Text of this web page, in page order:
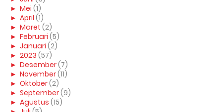
► Mei (1)
► April (1)
► Maret (2)
► Februari (5)
► Januari (2)
► 2023 (57)
► Desember(7)
► November(11)
► Oktober(2)
► September(9)
► Agustus (15)